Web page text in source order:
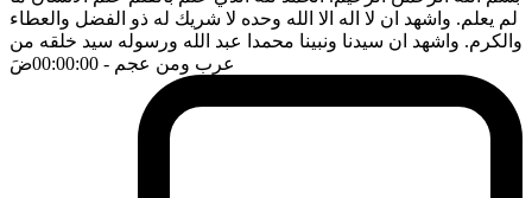
لم يعلم. واشهد ان لا اله الا الله وحده لا شريك له ذو الفضل والعطاء
والكرم. واشهد ان سيدنا ونبينا محمدا عبد الله ورسوله سيد خلقه من
عرب ومن عجم - 00:00:00 ضَ